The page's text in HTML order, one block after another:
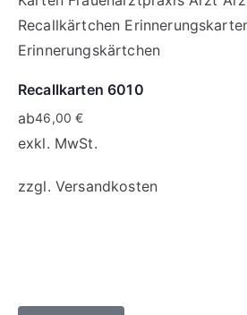
Recallkarten 6010
ab46,00€
exkl. MwSt.
zzgl. Versandkosten